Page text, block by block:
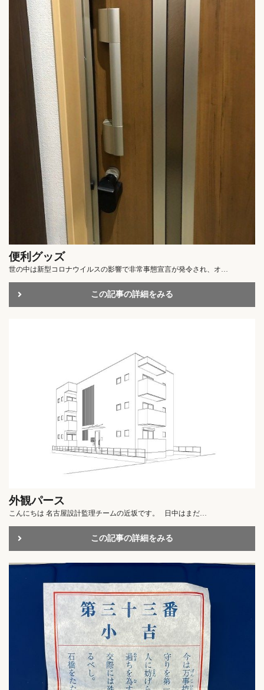
便利グッズ
世の中は新型コロナウイルスの影響で非常事態宣言が発令され、オ…
この記事の詳細をみる
外観パース
こんにちは 名古屋設計監理チームの近坂です。 日中はまだ…
この記事の詳細をみる